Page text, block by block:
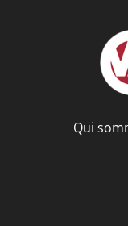
Qui